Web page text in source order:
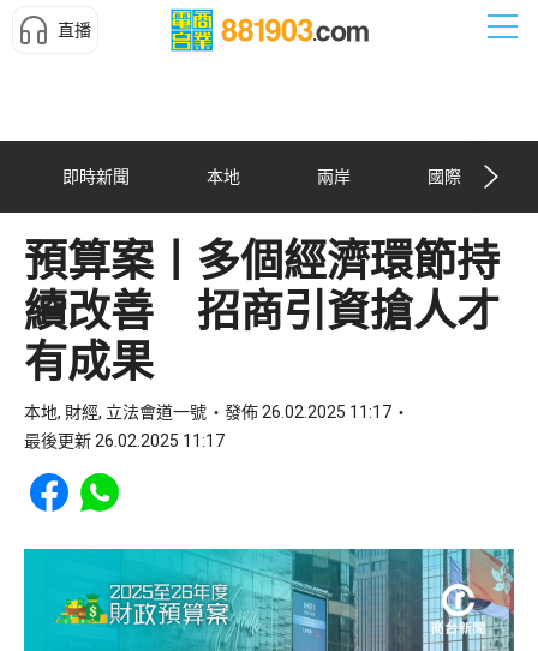
直播
即時新聞 本地 兩岸 國際
預算案丨多個經濟環節持
續改善 招商引資搶人才
有成果
本地, 財經, 立法會道一號
發佈 26.02.2025 11:17
最後更新 26.02.2025 11:17
Share to Facebook
Share to WhatsApp